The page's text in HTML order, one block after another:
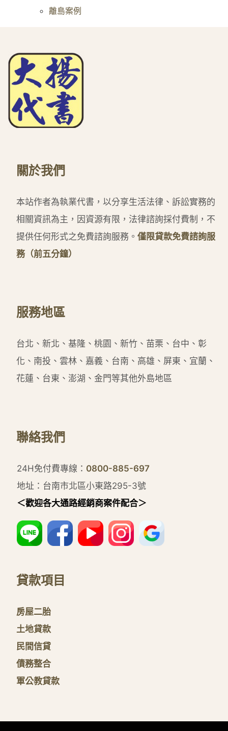
離島案例
關於我們
本站作者為執業代書，以分享生活法律、訴訟實務的
相關資訊為主，因資源有限，法律諮詢採付費制，不
提供任何形式之免費諮詢服務。 僅限貸款免費諮詢服
務（前五分鐘）
服務地區
台北、新北、基隆、桃園、新竹、苗栗、台中、彰
化、南投、雲林、嘉義、台南、高雄、屏東、宜蘭、
花蓮、台東、澎湖、金門等其他外島地區
聯絡我們
24H免付費專線： 0800-885-697
地址：台南市北區小東路295-3號
＜歡迎各大通路經銷商案件配合＞
貸款項目
房屋二胎
土地貸款
民間信貸
債務整合
軍公教貸款